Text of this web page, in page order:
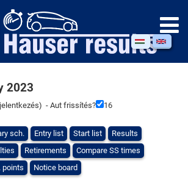
2023
) - Aut frissítés? 16
sch. Entry list Start list
Results
Retirements
Compare SS times
points Notice board